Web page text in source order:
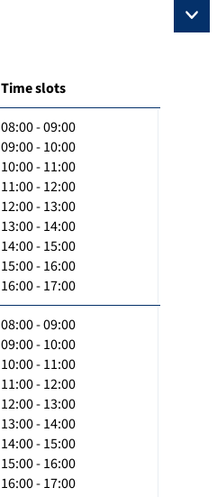
Time slots
08:00 - 09:00
09:00 - 10:00
10:00 - 11:00
11:00 - 12:00
12:00 - 13:00
13:00 - 14:00
14:00 - 15:00
15:00 - 16:00
16:00 - 17:00
08:00 - 09:00
09:00 - 10:00
10:00 - 11:00
11:00 - 12:00
12:00 - 13:00
13:00 - 14:00
14:00 - 15:00
15:00 - 16:00
16:00 - 17:00